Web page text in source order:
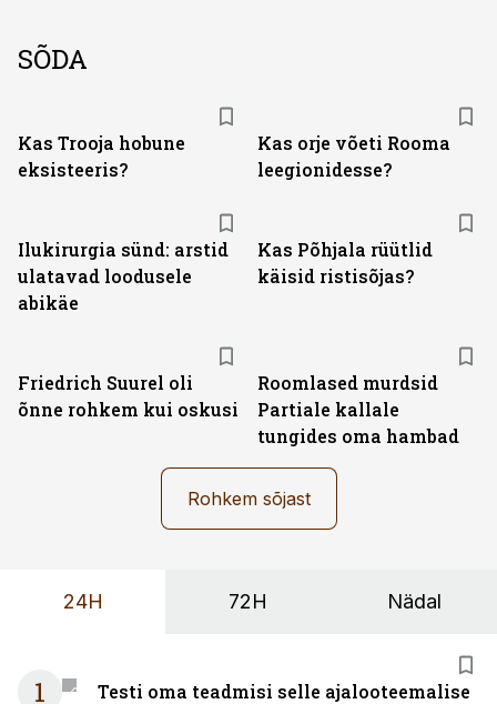
SÕDA
Kas Trooja hobune
eksisteeris?
Kas orje võeti Rooma
leegionidesse?
Ilukirurgia sünd: arstid
ulatavad loodusele
abikäe
Kas Põhjala rüütlid
käisid ristisõjas?
Friedrich Suurel oli
õnne rohkem kui oskusi
Roomlased murdsid
Partiale kallale
tungides oma hambad
Rohkem sõjast
24H 72H Nädal
1
Testi oma teadmisi selle ajalooteemalise